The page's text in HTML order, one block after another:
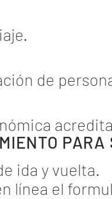
de
ida y vuelta.
línea el